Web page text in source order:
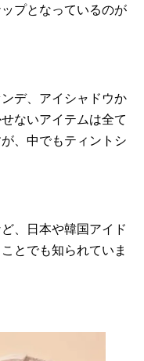
プとなっているのが
デ、アイシャドウか
ないアイテムは全て
、中でもティントシ
、日本や韓国アイド
とでも知られていま